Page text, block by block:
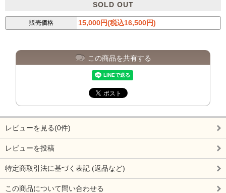
SOLD OUT
販売価格 15,000円(税込16,500円)
この商品を共有する
レビューを見る(0件)
レビューを投稿
特定商取引法に基づく表記 (返品など)
この商品について問い合わせる